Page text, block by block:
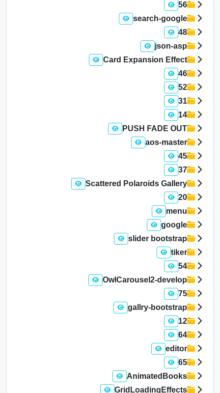
56
search-google
48
json-asp
Card Expansion Effect
46
52
31
14
PUSH FADE OUT
aos-master
45
37
Scattered Polaroids Gallery
20
menu
google
slider bootstrap
tiker
54
OwlCarousel2-develop
75
gallry-bootstrap
12
64
editor
65
AnimatedBooks
GridLoadingEffects